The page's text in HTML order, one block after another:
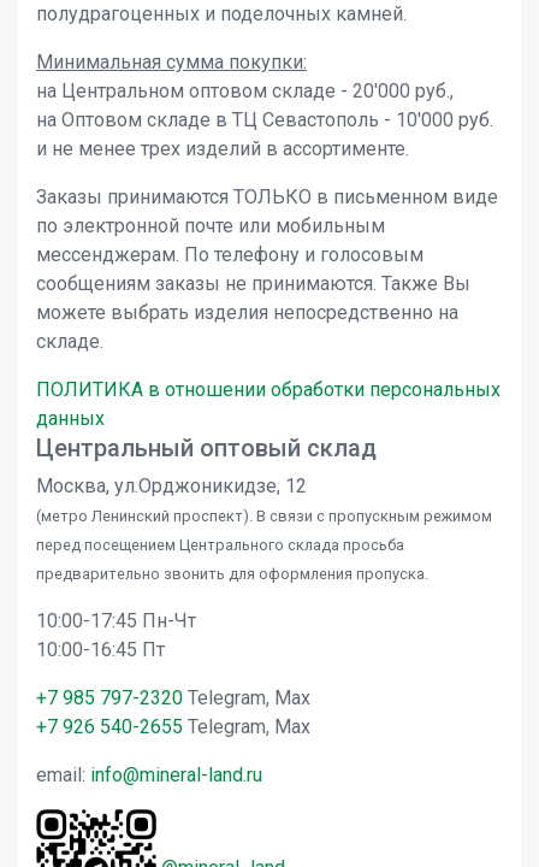
полудрагоценных и поделочных камней.
Минимальная сумма покупки:
на Центральном оптовом складе - 20'000 руб.,
на Оптовом складе в ТЦ Севастополь - 10'000 руб.
и не менее трех изделий в ассортименте.
Заказы принимаются ТОЛЬКО в письменном виде
по электронной почте или мобильным
мессенджерам. По телефону и голосовым
сообщениям заказы не принимаются. Также Вы
можете выбрать изделия непосредственно на
складе.
ПОЛИТИКА в отношении обработки персональных
данных
Центральный оптовый склад
Москва, ул.Орджоникидзе, 12
(метро Ленинский проспект). В связи с пропускным режимом
перед посещением Центрального склада просьба
предварительно звонить для оформления пропуска.
10:00-17:45 Пн-Чт
10:00-16:45 Пт
+7 985 797-2320 Telegram, Max
+7 926 540-2655 Telegram, Max
email: info@mineral-land.ru